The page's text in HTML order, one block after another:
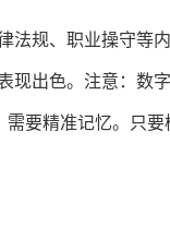
法规、职业操守等
现出色。注意：数
要精准记忆。只